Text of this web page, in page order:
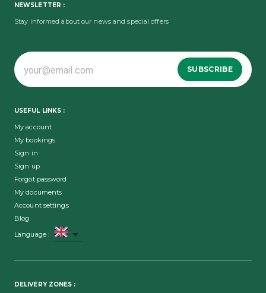
NEWSLETTER :
Stay informed about our news and special offers
SUBSCRIBE
USEFUL LINKS :
My account
My bookings
Sign in
Sign up
Forgot password
My documents
Account settings
Blog
Language:
DELIVERY ZONES :